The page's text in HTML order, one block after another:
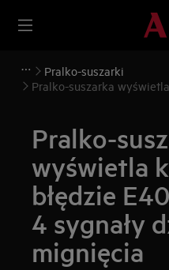
Pralko-suszarki
Pralko-suszarka
Pralko-
wyświetla
błędzie
4 sygnały
mignięcia